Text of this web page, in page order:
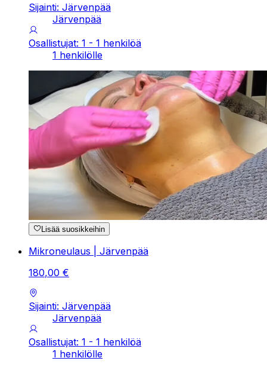
Sijainti: Järvenpää
Järvenpää
Osallistujat: 1 - 1 henkilöä
1 henkilölle
Lisää suosikkeihin
Mikroneulaus | Järvenpää
180,00 €
Sijainti: Järvenpää
Järvenpää
Osallistujat: 1 - 1 henkilöä
1 henkilölle